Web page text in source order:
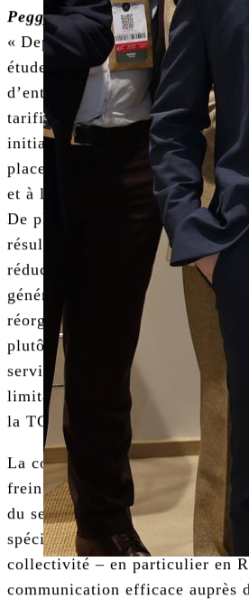
Peggy Humbrecht :
« Depuis dix ans, nous avons
études sur la TI pour les
d’entre elles ont finalement mis
tarification. Les principaux
initiaux élevés liés à l’achat de
place de contrôles d’accès, à
et à l’acquisition d’autres
De plus, les collectivités sont
résultats des études préalables ;
réduction des coûts, or cette
généralement constatée que
réorganisation simultanée du
plutôt de mieux maîtriser
service de gestion des déchets,
limitant la production de
la TGAP à laquelle sont
La complexité de la mise en
frein majeur, nécessitant, outre
du service de collecte le
spécifiques au niveau des
collectivité – en particulier en
communication efficace auprès